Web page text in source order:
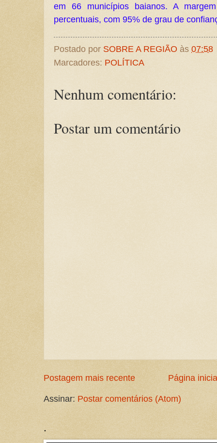
em 66 municípios baianos. A
percentuais, com 95% de grau de
Postado por SOBRE A REGIÃO às 07:58
Marcadores: POLÍTICA
Nenhum comentário:
Postar um comentário
Postagem mais recente Página
Assinar: Postar comentários (Atom)
.